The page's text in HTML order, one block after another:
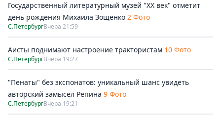
Государственный литературный музей "ХХ век" отметит
день рождения Михаила Зощенко 2 Фото
С.ПетербургВчера 21:59
Аисты поднимают настроение трактористам 10 Фото
С.ПетербургВчера 19:27
"Пенаты" без экспонатов: уникальный шанс увидеть
авторский замысел Репина 9 Фото
С.ПетербургВчера 19:21